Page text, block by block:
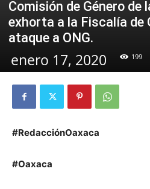
Comisión de Género de
exhorta a la Fiscalía de
ataque a ONG.
enero 17, 2020 199
#RedacciónOaxaca
#Oaxaca